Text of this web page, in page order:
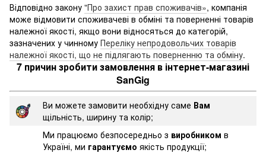
Відповідно закону "Про захист прав споживачів», компанія
може відмовити споживачеві в обміні та поверненні товарів
належної якості, якщо вони відносяться до категорій,
зазначених у чинному Переліку непродовольчих товарів
належної якості, що не підлягають поверненню та обміну.
7 причин зробити замовлення в інтернет-магазині
SanGig
Ви можете замовити необхідну саме Вам
щільність, ширину та колір;
Ми працюємо безпосередньо з виробником в
Україні, ми гарантуємо якість продукції;